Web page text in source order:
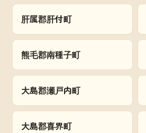
肝属郡肝付町
熊毛郡南種子町
大島郡瀬戸内町
大島郡喜界町